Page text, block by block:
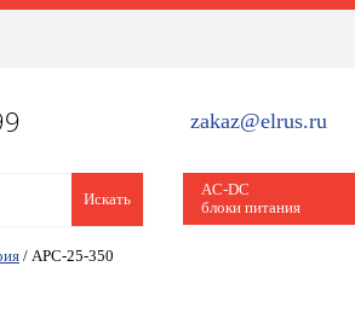
zakaz@elrus.ru
Искать
AC-DC
блоки питания
/ APC-25-350